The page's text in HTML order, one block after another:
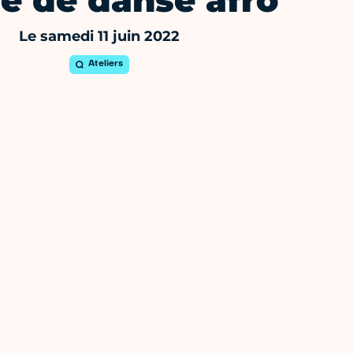
Le samedi 11 juin 2022
Ateliers